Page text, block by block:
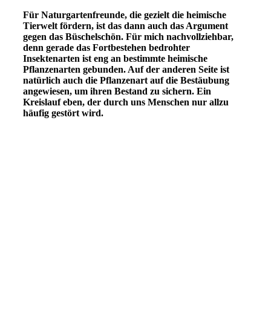
Für Naturgartenfreunde, die gezielt die heimische
Tierwelt fördern, ist das dann auch das Argument
gegen das Büschelschön. Für mich nachvollziehbar,
denn gerade das Fortbestehen bedrohter
Insektenarten ist eng an bestimmte heimische
Pflanzenarten gebunden. Auf der anderen Seite ist
natürlich auch die Pflanzenart auf die Bestäubung
angewiesen, um ihren Bestand zu sichern. Ein
Kreislauf eben, der durch uns Menschen nur allzu
häufig gestört wird.